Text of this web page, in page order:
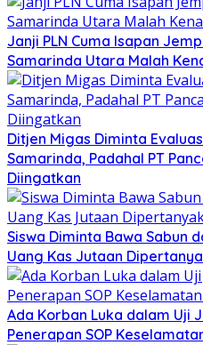
Janji PLN Cuma Isapan
Samarinda Utara Malah
Ditjen Migas Diminta
Samarinda, Padahal PT
Diingatkan
Siswa Diminta Bawa Sabun
Uang Kas Jutaan
Ada Korban Luka dalam Uji
Penerapan SOP